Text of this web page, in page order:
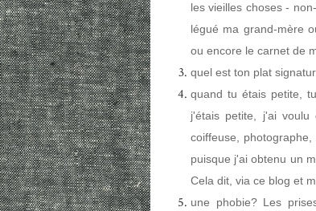
les vieilles choses -
légué ma grand-mère
ou encore le carnet de
quel est ton plat
quand tu étais petite,
j'étais petite, j'ai voulu
coiffeuse,
puisque j'ai obtenu un
Cela dit, via ce blog et
une phobie? Les